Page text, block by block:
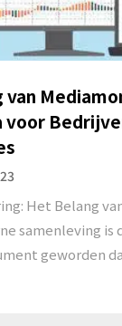
van
voor
Het Belang
samenleving is
geworden